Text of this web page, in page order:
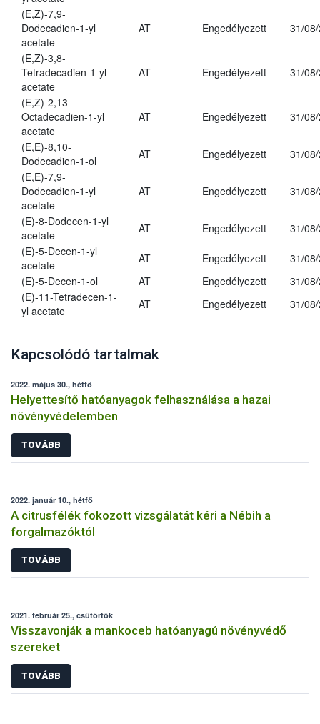
(E,Z)-7,9-
Dodecadien-1-yl
acetate
AT Engedélyezett 31/
(E,Z)-3,8-
Tetradecadien-1-yl
acetate
AT Engedélyezett 31/
(E,Z)-2,13-
Octadecadien-1-yl
acetate
AT Engedélyezett 31/
(E,E)-8,10-
Dodecadien-1-ol
AT Engedélyezett
31/
(E,E)-7,9-
Dodecadien-1-yl
acetate
AT Engedélyezett 31/
(E)-8-Dodecen-1-yl
acetate
AT Engedélyezett
31/
(E)-5-Decen-1-yl
acetate
AT Engedélyezett
31/
(E)-5-Decen-1-ol
AT Engedélyezett
31/
(E)-11-Tetradecen-1-
yl acetate
AT Engedélyezett 31/
Kapcsolódó tartalmak
2022. május 30., hétfő
Helyettesítő hatóanyagok felhasználása a hazai
növényvédelemben
TOVÁBB
2022. január 10., hétfő
A citrusfélék fokozott vizsgálatát kéri a Nébih a
forgalmazóktól
TOVÁBB
2021. február 25., csütörtök
Visszavonják a mankoceb hatóanyagú növényvédő
szereket
TOVÁBB